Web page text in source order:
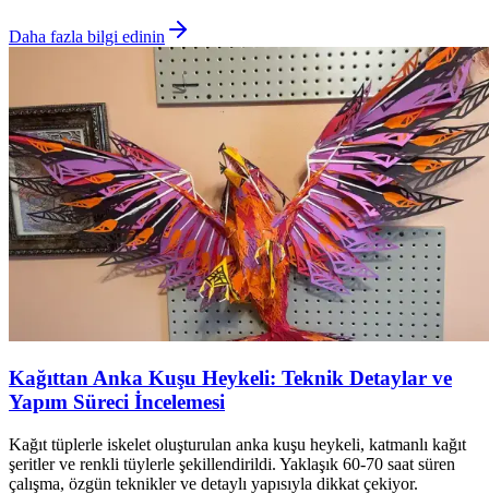
Daha fazla bilgi edinin
Kağıttan Anka Kuşu Heykeli: Teknik Detaylar ve
Yapım Süreci İncelemesi
Kağıt tüplerle iskelet oluşturulan anka kuşu heykeli, katmanlı kağıt
şeritler ve renkli tüylerle şekillendirildi. Yaklaşık 60-70 saat süren
çalışma, özgün teknikler ve detaylı yapısıyla dikkat çekiyor.